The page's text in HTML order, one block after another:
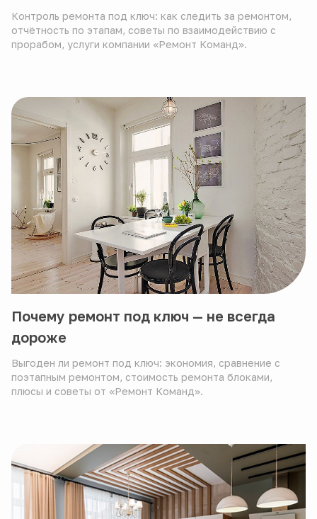
Контроль ремонта под ключ: как следить за ремонтом,
отчётность по этапам, советы по взаимодействию с
прорабом, услуги компании «Ремонт Команд».
Почему ремонт под ключ — не всегда
дороже
Выгоден ли ремонт под ключ: экономия, сравнение с
поэтапным ремонтом, стоимость ремонта блоками,
плюсы и советы от «Ремонт Команд».